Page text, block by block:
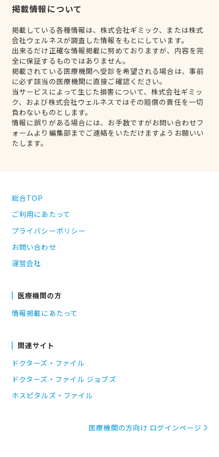
掲載情報について
掲載している各種情報は、株式会社ギミック、または株式
会社ウェルネスが調査した情報をもとにしています。
出来るだけ正確な情報掲載に努めておりますが、内容を完
全に保証するものではありません。
掲載されている医療機関へ受診を希望される場合は、事前
に必ず該当の医療機関に直接ご確認ください。
当サービスによって生じた損害について、株式会社ギミッ
ク、および株式会社ウェルネスではその賠償の責任を一切
負わないものとします。
情報に誤りがある場合には、お手数ですがお問い合わせフ
ォームより編集部までご連絡をいただけますようお願いい
たします。
総合TOP
ご利用にあたって
プライバシーポリシー
お問い合わせ
運営会社
医療機関の方
情報掲載にあたって
関連サイト
ドクターズ・ファイル
ドクターズ・ファイル ジョブズ
ホスピタルズ・ファイル
医療機関の方向け ログインページ